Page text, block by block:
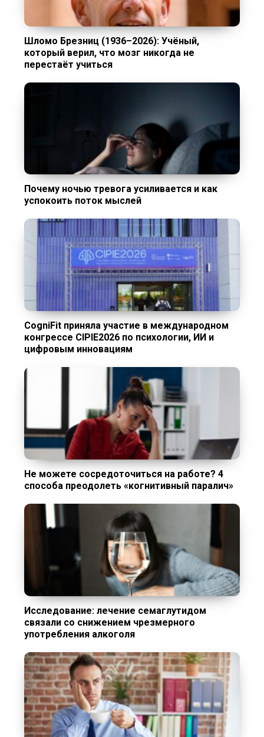
Шломо Брезниц (1936–2026): Учёный,
который верил, что мозг никогда не
перестаёт учиться
Почему ночью тревога усиливается и как
успокоить поток мыслей
CogniFit приняла участие в международном
конгрессе CIPIE2026 по психологии, ИИ и
цифровым инновациям
Не можете сосредоточиться на работе? 4
способа преодолеть «когнитивный паралич»
Исследование: лечение семаглутидом
связали со снижением чрезмерного
употребления алкоголя